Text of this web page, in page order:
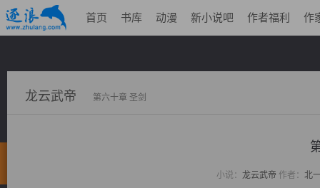
首页 书库 动漫 新小说吧 作者福利 作
龙云武帝 第六十章 圣剑
小说： 龙云武帝 作者： 北